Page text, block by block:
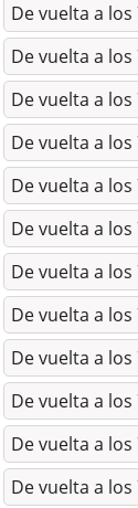
De vuelta a los
De vuelta a los
De vuelta a los
De vuelta a los
De vuelta a los
De vuelta a los
De vuelta a los
De vuelta a los
De vuelta a los
De vuelta a los
De vuelta a los
De vuelta a los